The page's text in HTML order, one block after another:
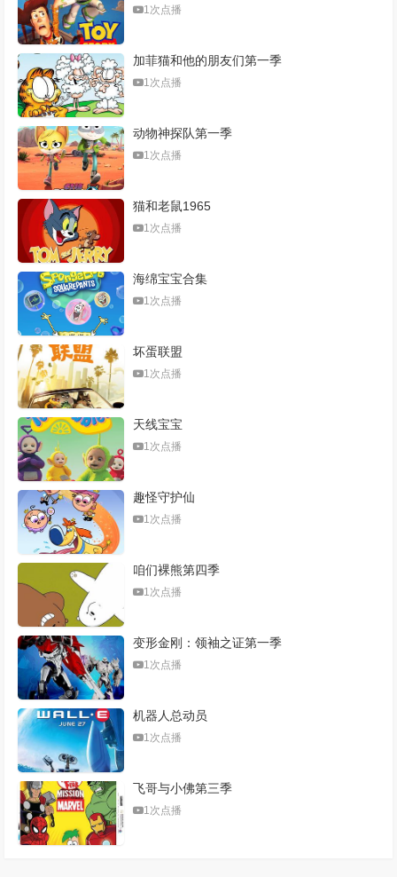
1次点播
加菲猫和他的朋友们第一季
1次点播
动物神探队第一季
1次点播
猫和老鼠1965
1次点播
海绵宝宝合集
1次点播
坏蛋联盟
1次点播
天线宝宝
1次点播
趣怪守护仙
1次点播
咱们裸熊第四季
1次点播
变形金刚：领袖之证第一季
1次点播
机器人总动员
1次点播
飞哥与小佛第三季
1次点播